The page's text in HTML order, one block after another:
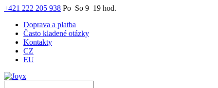
+421 222 205 938 Po–So 9–19 hod.
Doprava a platba
Často kladené otázky
Kontakty
CZ
EU